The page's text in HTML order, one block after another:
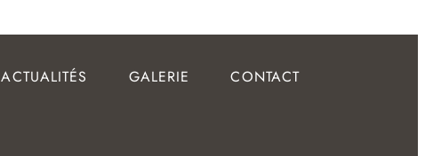
ACTUALITÉS GALERIE CONTACT